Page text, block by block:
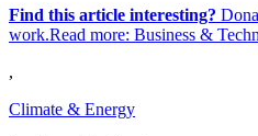
Find this article interesting?
work.Read more: Business &
,
Climate & Energy